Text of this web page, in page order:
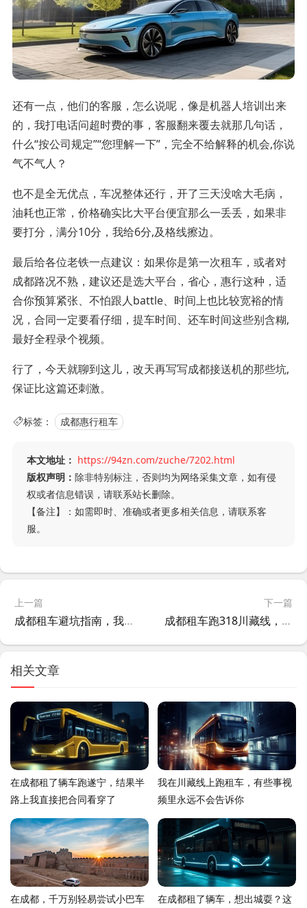
还有一点，他们的客服，怎么说呢，像是机器人培训出来
的，我打电话问超时费的事，客服翻来覆去就那几句话，
什么“按公司规定”“您理解一下”，完全不给解释的机会,你说
气不气人？
也不是全无优点，车况整体还行，开了三天没啥大毛病，
油耗也正常，价格确实比大平台便宜那么一丢丢，如果非
要打分，满分10分，我给6分,及格线擦边。
最后给各位老铁一点建议：如果你是第一次租车，或者对
成都路况不熟，建议还是选大平台，省心，惠行这种，适
合你预算紧张、不怕跟人battle、时间上也比较宽裕的情
况，合同一定要看仔细，提车时间、还车时间这些别含糊,
最好全程录个视频。
行了，今天就聊到这儿，改天再写写成都接送机的那些坑,
保证比这篇还刺激。
标签： 成都惠行租车
本文地址： https://94zn.com/zuche/7202.html
版权声明： 除非特别标注，否则均为网络采集文章，如有侵
权或者信息错误，请联系站长删除。
【备注】：如需即时、准确或者更多相关信息，请联系客
服。
上一篇
成都租车避坑指南，我在奔赢租车的真实经历，这些细节99%的人不知道
下一篇
成都租车跑318川藏线，我劝你先别急着下单
相关文章
在成都租了辆车跑遂宁，结果半
路上我直接把合同看穿了
我在川藏线上跑租车，有些事视
频里永远不会告诉你
在成都，千万别轻易尝试小巴车
在成都租了辆车，想出城耍？这